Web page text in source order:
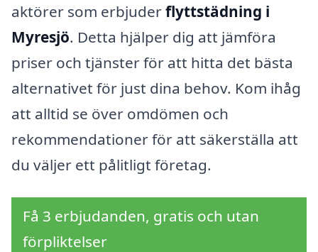
aktörer som erbjuderflyttstädning i
Myresjö. Detta hjälper dig att jämföra
priser och tjänster för att hitta det bästa
alternativet för just dina behov. Kom ihåg
att alltid se över omdömen och
rekommendationer för att säkerställa att
du väljer ett pålitligt företag.
Få 3 erbjudanden, gratis och utan
förpliktelser